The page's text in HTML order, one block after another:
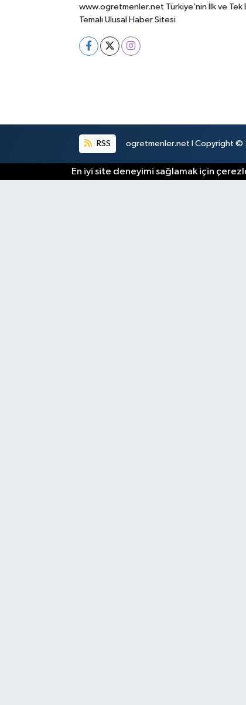
www.ogretmenler.net Türkiye’nin İlk ve Tek
Temalı Ulusal Haber Sitesi
RSS ogretmenler.net I Copyright ©
En iyi site deneyimi sağlamak için